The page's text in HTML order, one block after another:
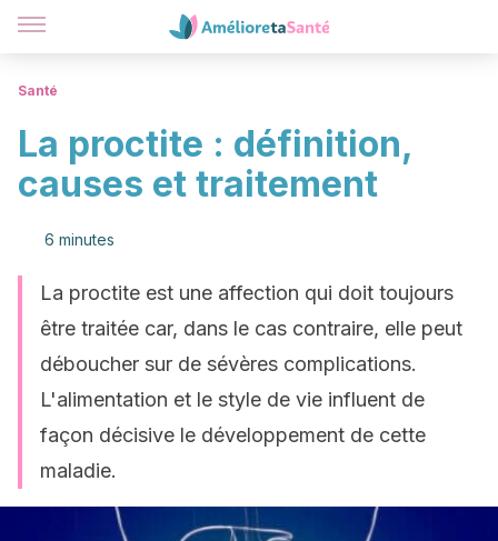
Santé
La proctite : définition,
causes et traitement
6 minutes
La proctite est une affection qui doit toujours
être traitée car, dans le cas contraire, elle peut
déboucher sur de sévères complications.
L'alimentation et le style de vie influent de
façon décisive le développement de cette
maladie.